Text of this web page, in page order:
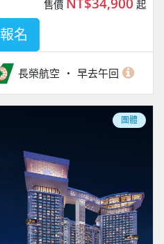
長榮航空 早去午回
售價 起
報名
團體